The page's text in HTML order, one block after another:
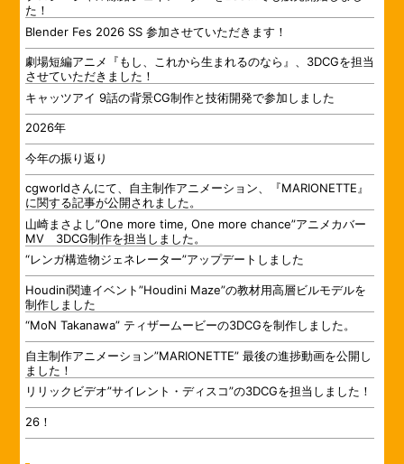
た！
Blender Fes 2026 SS 参加させていただきます！
劇場短編アニメ『もし、これから生まれるのなら』、3DCGを担当
させていただきました！
キャッツアイ 9話の背景CG制作と技術開発で参加しました
2026年
今年の振り返り
cgworldさんにて、自主制作アニメーション、『MARIONETTE』
に関する記事が公開されました。
山崎まさよし”One more time, One more chance”アニメカバー
MV 3DCG制作を担当しました。
“レンガ構造物ジェネレーター”アップデートしました
Houdini関連イベント”Houdini Maze”の教材用高層ビルモデルを
制作しました
“MoN Takanawa” ティザームービーの3DCGを制作しました。
自主制作アニメーション”MARIONETTE” 最後の進捗動画を公開し
ました！
リリックビデオ”サイレント・ディスコ”の3DCGを担当しました！
26！